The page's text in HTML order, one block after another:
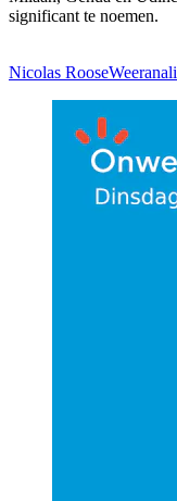
significant te noemen.
Nicolas Roose